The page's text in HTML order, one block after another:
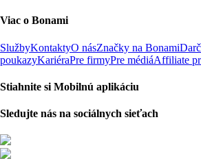
Viac o Bonami
SlužbyKontaktyO násZnačky na Bonami
poukazyKariéraPre firmyPre médiáAffiliate
Stiahnite si Mobilnú aplikáciu
Sledujte nás na sociálnych sieťach